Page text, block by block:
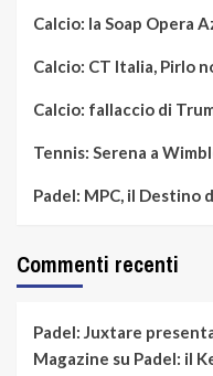
Calcio: la Soap Opera
Calcio: CT Italia, Pirlo
Calcio: fallaccio di
Tennis: Serena a
Padel: MPC, il Destino
Commenti recenti
Padel: Juxtare
Magazine su Padel: il